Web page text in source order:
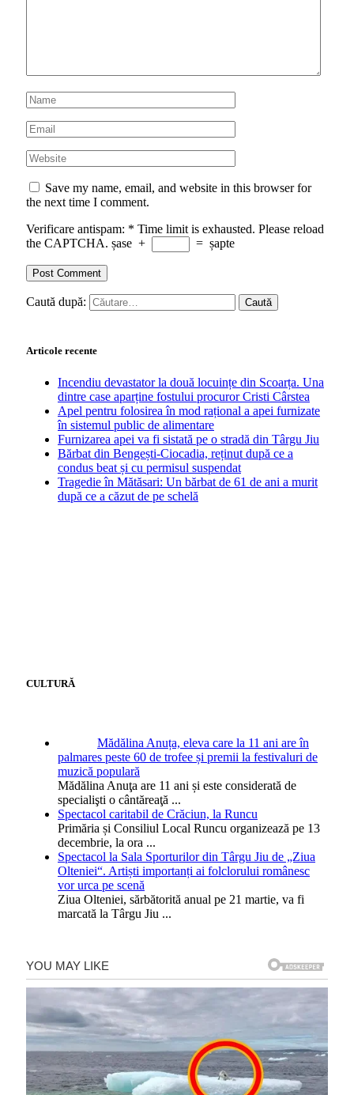
Save my name, email, and website in this browser for
the next time I comment.
Verificare antispam: * Time limit is exhausted. Please reload
the CAPTCHA. șase + = șapte
Caută după:
Articole recente
Incendiu devastator la două locuințe din Scoarța. Una
dintre case aparține fostului procuror Cristi Cârstea
Apel pentru folosirea în mod rațional a apei furnizate
în sistemul public de alimentare
Furnizarea apei va fi sistată pe o stradă din Târgu Jiu
Bărbat din Bengești-Ciocadia, reținut după ce a
condus beat și cu permisul suspendat
Tragedie în Mătăsari: Un bărbat de 61 de ani a murit
după ce a căzut de pe schelă
CULTURĂ
Mădălina Anuța, eleva care la 11 ani are în
palmares peste 60 de trofee și premii la festivaluri de
muzică populară
Mădălina Anuţa are 11 ani și este considerată de
specialişti o cântăreaţă ...
Spectacol caritabil de Crăciun, la Runcu
Primăria și Consiliul Local Runcu organizează pe 13
decembrie, la ora ...
Spectacol la Sala Sporturilor din Târgu Jiu de „Ziua
Olteniei“. Artiști importanți ai folclorului românesc
vor urca pe scenă
Ziua Olteniei, sărbătorită anual pe 21 martie, va fi
marcată la Târgu Jiu ...